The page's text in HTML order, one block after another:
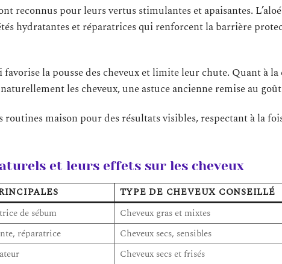
reconnus pour leurs vertus stimulantes et apaisantes.
hydratantes et réparatrices qui renforcent la barrière
la pousse des cheveux et limite leur chute. Quant à
les cheveux, une astuce ancienne remise au
maison pour des résultats visibles, respectant à la
et leurs effets sur les cheveux
TYPE DE CHEVEUX CONSEILLÉ
de sébum
Cheveux gras et mixtes
réparatrice
Cheveux secs, sensibles
Cheveux secs et frisés